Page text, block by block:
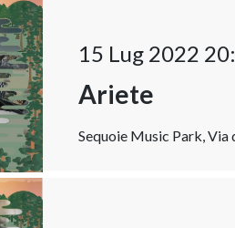
15 Lug 2022
Ariete
Sequoie Music Park,